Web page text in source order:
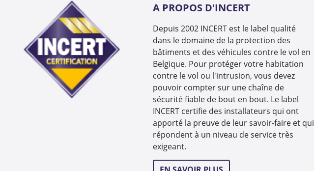
A PROPOS D'INCERT
Depuis 2002 INCERT est le label qualité
dans le domaine de la protection des
bâtiments et des véhicules contre le vol en
Belgique. Pour protéger votre habitation
contre le vol ou l'intrusion, vous devez
pouvoir compter sur une chaîne de
sécurité fiable de bout en bout. Le label
INCERT certifie des installateurs qui ont
apporté la preuve de leur savoir-faire et qui
répondent à un niveau de service très
exigeant.